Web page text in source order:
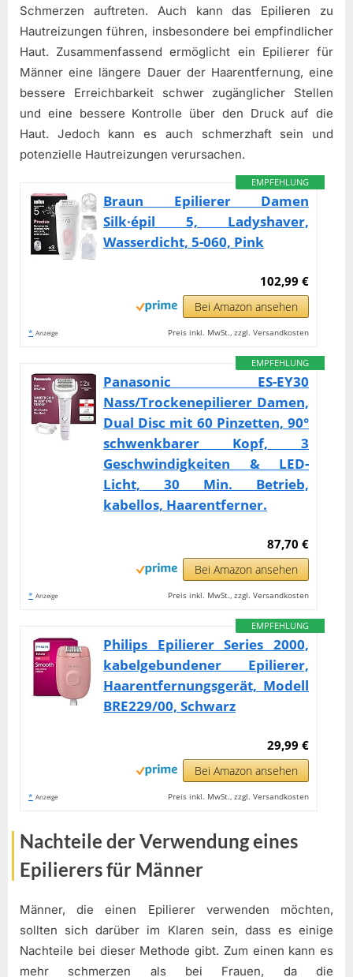
Schmerzen auftreten. Auch kann das Epilieren zu
Hautreizungen führen, insbesondere bei empfindlicher
Haut. Zusammenfassend ermöglicht ein Epilierer für
Männer eine längere Dauer der Haarentfernung, eine
bessere Erreichbarkeit schwer zugänglicher Stellen
und eine bessere Kontrolle über den Druck auf die
Haut. Jedoch kann es auch schmerzhaft sein und
potenzielle Hautreizungen verursachen.
EMPFEHLUNG
Braun Epilierer Damen
Silk·épil 5, Ladyshaver,
Wasserdicht, 5-060, Pink
102,99 €
Bei Amazon ansehen
* Anzeige Preis inkl. MwSt., zzgl. Versandkosten
EMPFEHLUNG
Panasonic ES-EY30
Nass/Trockenepilierer Damen,
Dual Disc mit 60 Pinzetten, 90°
schwenkbarer Kopf, 3
Geschwindigkeiten & LED-
Licht, 30 Min. Betrieb,
kabellos, Haarentferner.
87,70 €
Bei Amazon ansehen
* Anzeige Preis inkl. MwSt., zzgl. Versandkosten
EMPFEHLUNG
Philips Epilierer Series 2000,
kabelgebundener Epilierer,
Haarentfernungsgerät, Modell
BRE229/00, Schwarz
29,99 €
Bei Amazon ansehen
* Anzeige Preis inkl. MwSt., zzgl. Versandkosten
Nachteile der Verwendung eines
Epilierers für Männer
Männer, die einen Epilierer verwenden möchten,
sollten sich darüber im Klaren sein, dass es einige
Nachteile bei dieser Methode gibt. Zum einen kann es
mehr schmerzen als bei Frauen, da die